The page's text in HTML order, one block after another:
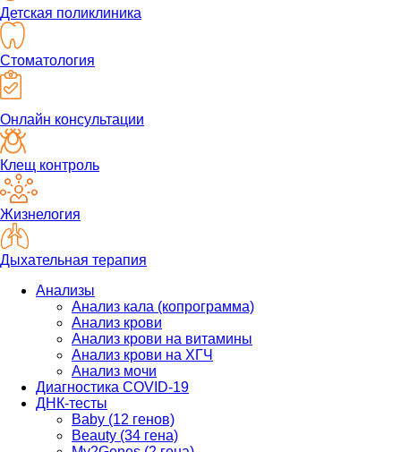
Детская поликлиника
Стоматология
Онлайн консультации
Клещ контроль
Жизнелогия
Дыхательная терапия
Анализы
Анализ кала (копрограмма)
Анализ крови
Анализ крови на витамины
Анализ крови на ХГЧ
Анализ мочи
Диагностика COVID-19
ДНК-тесты
Baby (12 генов)
Beauty (34 гена)